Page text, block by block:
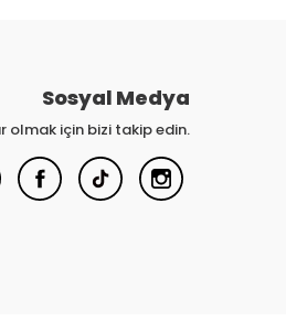
Sosyal Medya
olmak için bizi takip edin.